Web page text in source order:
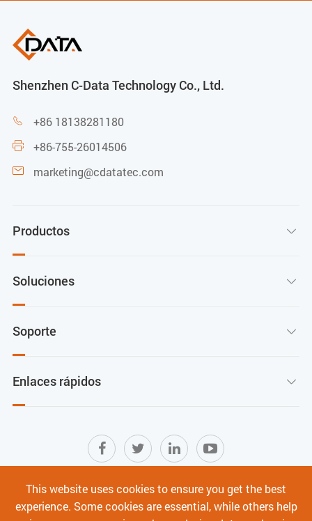
Shenzhen C-Data Technology Co., Ltd.
 +86 18138281180
 +86-755-26014506
 marketing@cdatatec.com
Productos 
Soluciones 
Soporte 
Enlaces rápidos 
Mapa del sitio | Términos de Uso
|
Política de privacidad
| Ciberseguridad
This website uses cookies to ensure you get the best
experience. Some cookies are essential, while others help